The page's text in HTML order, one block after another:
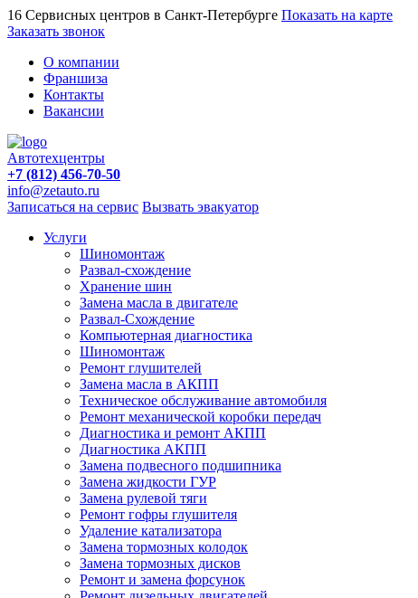
16 Сервисных центров в Санкт-Петербурге Показать на карте
Заказать звонок
О компании
Франшиза
Контакты
Вакансии
Автотехцентры
+7 (812) 456-70-50
info@zetauto.ru
Записаться на сервис Вызвать эвакуатор
Услуги
Шиномонтаж
Развал-схождение
Хранение шин
Замена масла в двигателе
Развал-Схождение
Компьютерная диагностика
Шиномонтаж
Ремонт глушителей
Замена масла в АКПП
Техническое обслуживание автомобиля
Ремонт механической коробки передач
Диагностика и ремонт АКПП
Диагностика АКПП
Замена подвесного подшипника
Замена жидкости ГУР
Замена рулевой тяги
Ремонт гофры глушителя
Удаление катализатора
Замена тормозных колодок
Замена тормозных дисков
Ремонт и замена форсунок